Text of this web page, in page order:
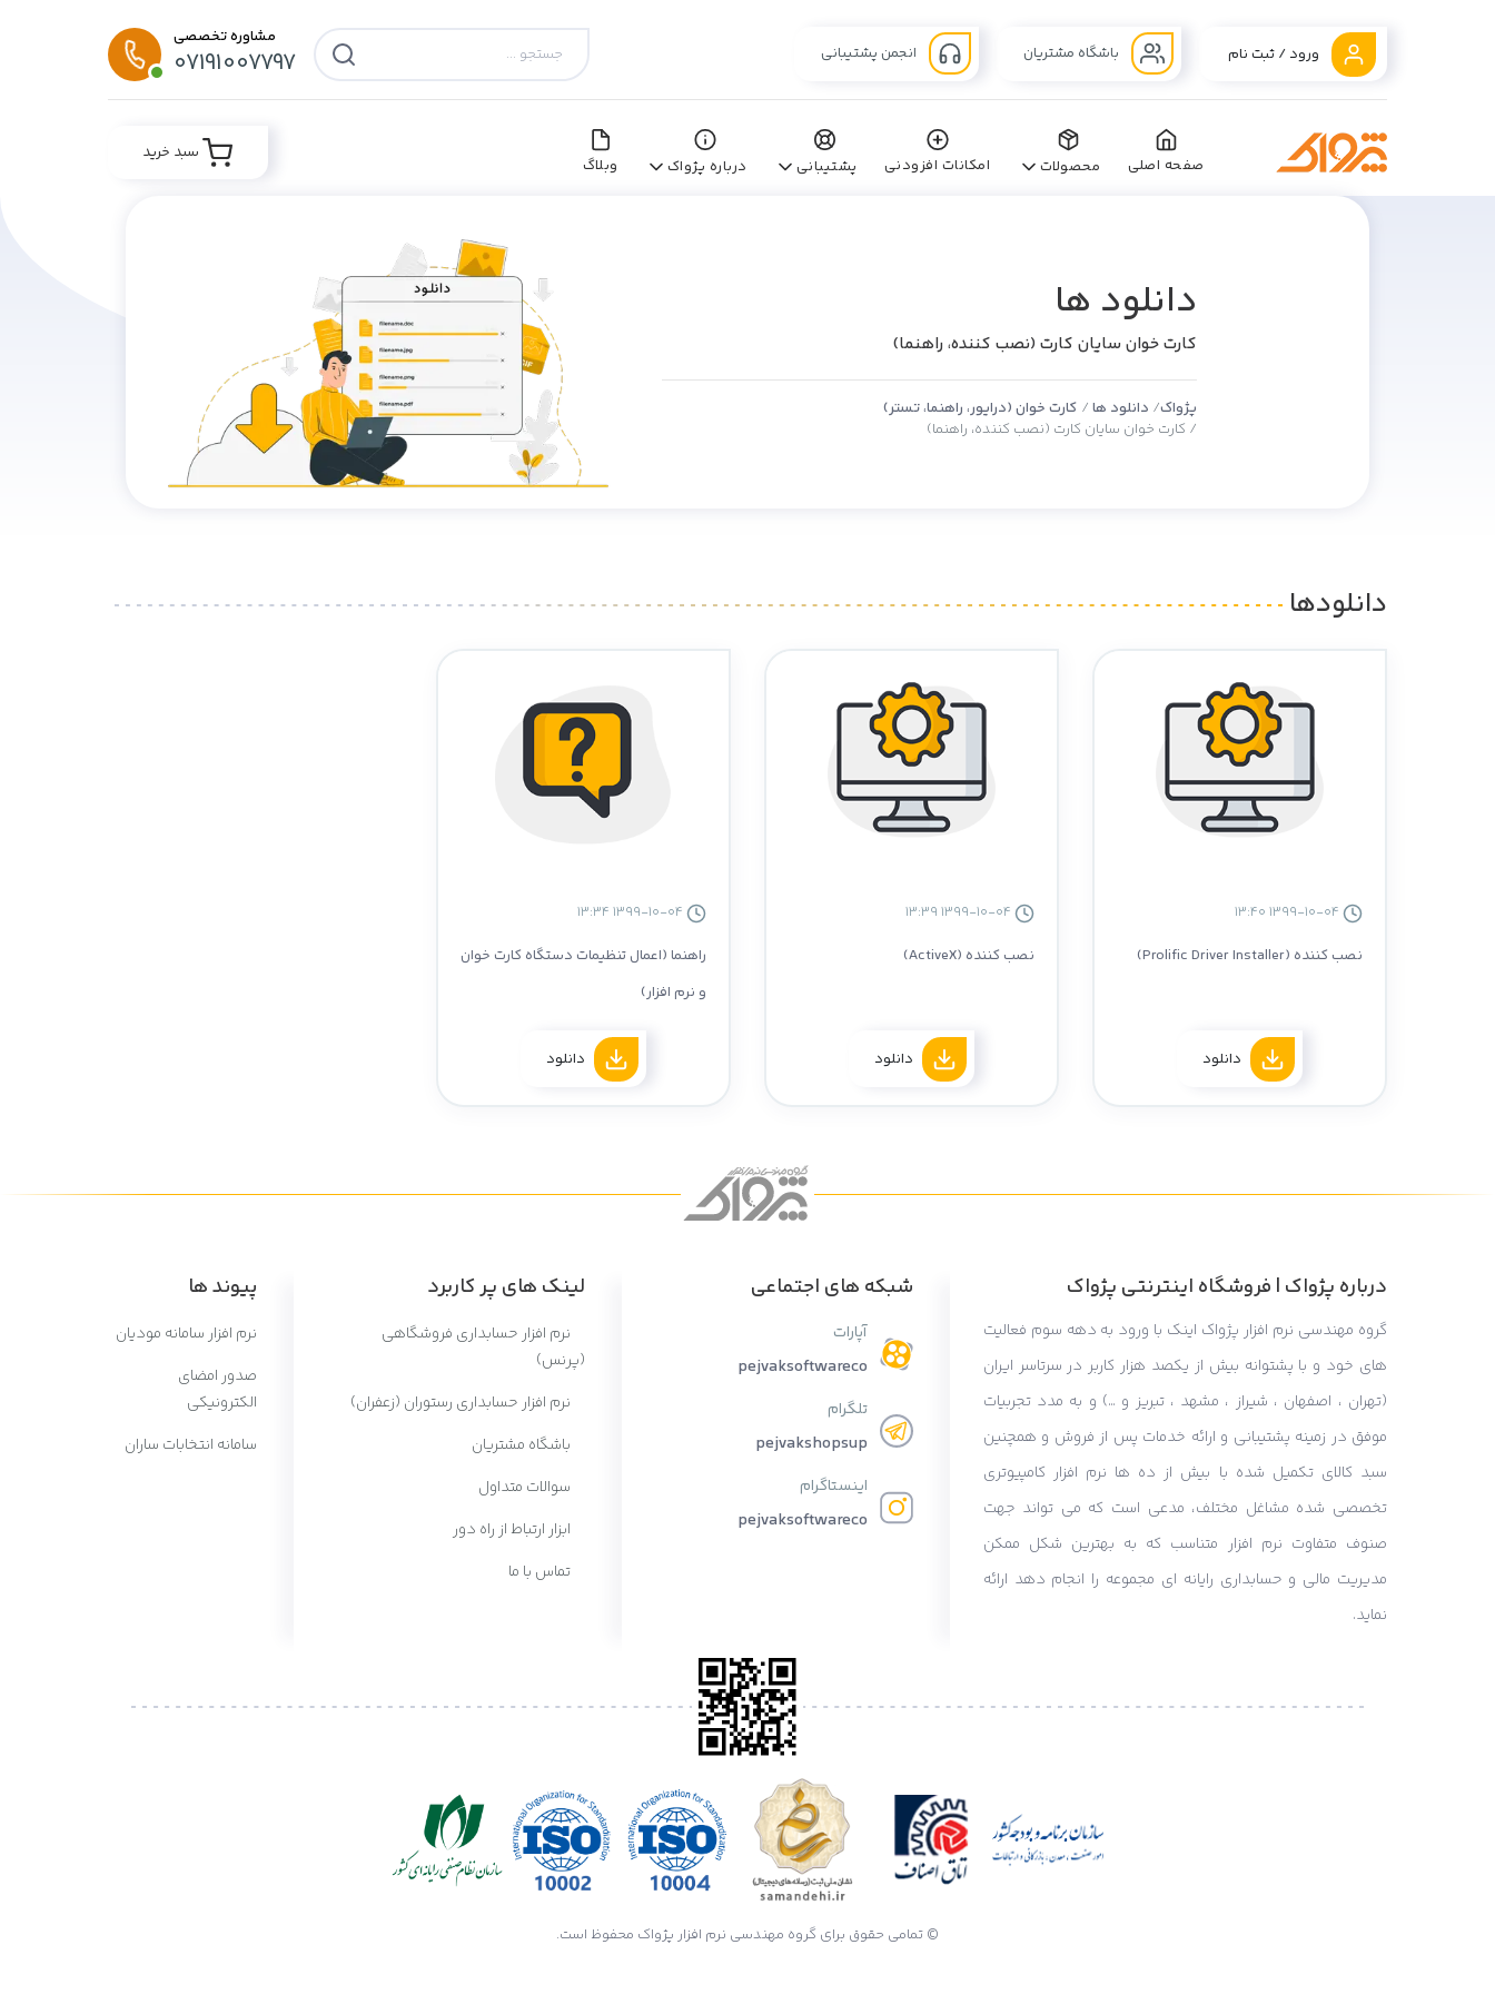
ورود / ثبت نام باشگاه مشتریان انجمن پشتیبانی
مشاوره تخصصی
07191007797
صفحه اصلی محصولات امکانات افزودنی پشتیبانی درباره پژواک وبلاگ
سبد خرید
دانلود ها
کارت خوان سایان کارت (نصب کننده، راهنما)
پژواک دانلود ها
کارت خوان (درایور، راهنما، تستر)
کارت خوان سایان کارت (نصب کننده، راهنما)
دانلودها
نصب کننده (Prolific Driver Installer)
دانلود
نصب کننده (ActiveX)
دانلود
راهنما (اعمال تنظیمات دستگاه کارت خوان
و نرم افزار)
دانلود
درباره پژواک | فروشگاه اینترنتی پژواک
گروه مهندسی نرم افزار پژواک اینک با ورود به دهه سوم فعالیت
های خود و با پشتوانه بیش از یکصد هزار کاربر در سرتاسر ایران
(تهران ، اصفهان ، شیراز ، مشهد ، تبریز و …) و به مدد تجربیات
موفق در زمینه پشتیبانی و ارائه خدمات پس از فروش و همچنین
سبد کالای تکمیل شده با بیش از ده ها نرم افزار کامپیوتری
تخصصی شده مشاغل مختلف، مدعی است که می تواند جهت
صنوف متفاوت نرم افزار متناسب که به بهترین شکل ممکن
مدیریت مالی و حسابداری رایانه ای مجموعه را انجام دهد ارائه
نماید.
شبکه های اجتماعی
آپارات
pejvaksoftwareco
تلگرام
pejvakshopsup
اینستاگرام
pejvaksoftwareco
لینک های پر کاربرد
نرم افزار حسابداری فروشگاهی
(پرنس)
نرم افزار حسابداری رستوران (زعفران)
باشگاه مشتریان
سوالات متداول
ابزار ارتباط از راه دور
تماس با ما
پیوند ها
نرم افزار سامانه مودیان
صدور امضای
الکترونیکی
سامانه انتخابات ساران
© تمامی حقوق برای گروه مهندسی نرم افزار پژواک محفوظ است.